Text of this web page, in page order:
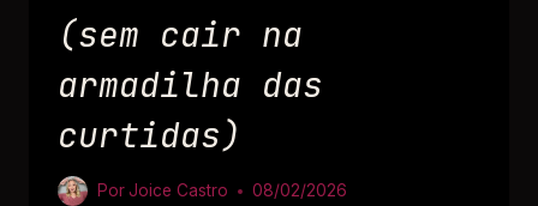
(sem cair na
armadilha das
curtidas)
Por Joice Castro 08/02/2026